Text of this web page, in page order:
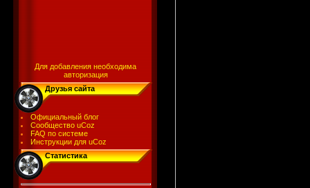
Для добавления необходима
авторизация
Друзья сайта
Официальный блог
Сообщество uCoz
FAQ по системе
Инструкции для uCoz
Статистика